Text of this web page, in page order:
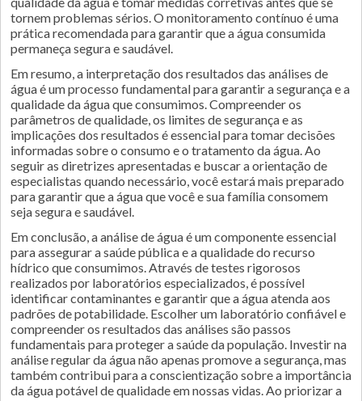
tornem problemas sérios. O monitoramento contínuo é uma
prática recomendada para garantir que a água consumida
permaneça segura e saudável.
Em resumo, a interpretação dos resultados das análises de
água é um processo fundamental para garantir a segurança e a
qualidade da água que consumimos. Compreender os
parâmetros de qualidade, os limites de segurança e as
implicações dos resultados é essencial para tomar decisões
informadas sobre o consumo e o tratamento da água. Ao
seguir as diretrizes apresentadas e buscar a orientação de
especialistas quando necessário, você estará mais preparado
para garantir que a água que você e sua família consomem
seja segura e saudável.
Em conclusão, a análise de água é um componente essencial
para assegurar a saúde pública e a qualidade do recurso
hídrico que consumimos. Através de testes rigorosos
realizados por laboratórios especializados, é possível
identificar contaminantes e garantir que a água atenda aos
padrões de potabilidade. Escolher um laboratório confiável e
compreender os resultados das análises são passos
fundamentais para proteger a saúde da população. Investir na
análise regular da água não apenas promove a segurança, mas
também contribui para a conscientização sobre a importância
da água potável de qualidade em nossas vidas. Ao priorizar a